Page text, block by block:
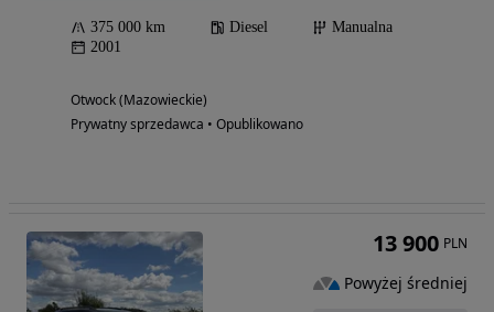
375 000 km Diesel
Manualna
2001
Otwock (Mazowieckie)
Prywatny sprzedawca • Opublikowano
13 900 PLN
Powyżej średniej